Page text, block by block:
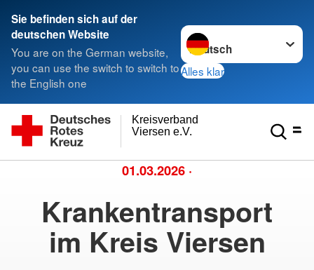
Sie befinden sich auf der
deutschen Website
You are on the German website,
you can use the switch to switch to
the English one
Sprache wechseln zu
Alles klar
Viersen e.V.
Kreisverband
01.03.2026 ·
Krankentransport
im Kreis Viersen